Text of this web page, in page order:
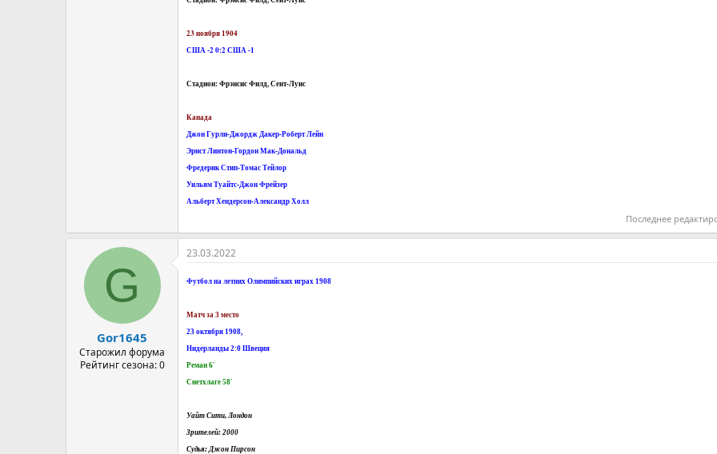
23 ноября 1904
США -2 0:2 США -1
Стадион: Фрэнсис Филд, Сент-Луис
Канада
Джон Гурли-Джордж Дакер-Роберт Лейн
Эрнст Линтон-Гордон Мак-Дональд
Фредерик Стип-Томас Тейлор
Уильям Туайтс-Джон Фрейзер
Альберт Хендерсон-Александр Холл
Последнее
G
Gor1645
Старожил форума
Рейтинг сезона: 0
23.03.2022
Футбол на летних Олимпийских играх 1908
Матч за 3 место
23 октября 1908,
Нидерланды 2:0 Швеция
Реман 6′
Снетхлаге 58′
Уайт Сити, Лондон
Зрителей: 2000
Судья: Джон Пирсон